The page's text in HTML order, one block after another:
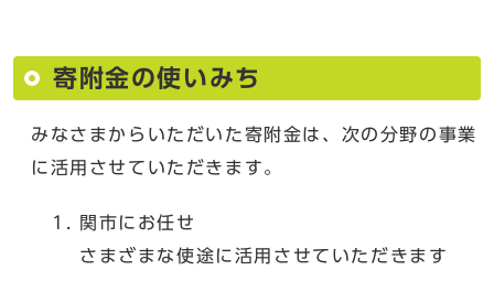
寄附金の使いみち
みなさまからいただいた寄附金は、次の分野の事業
に活用させていただきます。
関市にお任せ
さまざまな使途に活用させていただきます